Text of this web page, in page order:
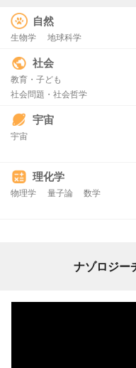
自然
生物学 地球科学
社会
教育・子ども
社会問題・社会哲学
宇宙
宇宙
理化学
物理学 量子論 数学
ナゾロジー